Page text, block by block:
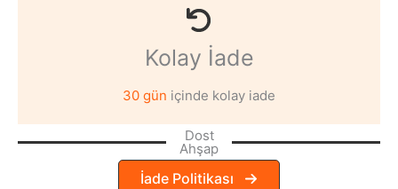
Kolay İade
30 gün içinde kolay iade
Dost
Ahşap
İade Politikası